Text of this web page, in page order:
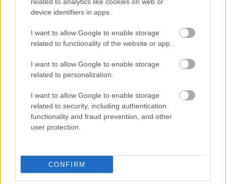
device identifiers in apps.
I want to allow Google to enable storage
related to functionality of the website or app.
I want to allow Google to enable storage
related to personalization.
I want to allow Google to enable storage
related to security, including authentication
functionality and fraud prevention, and other
user protection.
CONFIRM
laboratóriumába, hogy aki nem vigyáz,
motívuma periszkóp és a dinnyefej, e két
örök szimbólum. Mint árbóckosár és
Most, 2008-ban új kötettel jelentkezett a
szerző, amely villanygitárként zúzta szét a
könyvhét marketingzaját. A White Horse a hó
alatt már a borítójával is felhívja magára a
figyelmet, mivel a kiadó hosszas keresgélés
hátoldalra, hogy annak tartalma rosette-i kő
nélkül csak mentális energiákkal érzékelhető.